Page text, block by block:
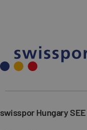
swisspor Hungary